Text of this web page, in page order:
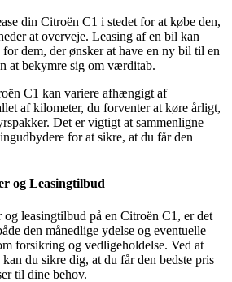
din Citroën C1 i stedet for at købe den,
at overveje. Leasing af en bil kan
dem, der ønsker at have en ny bil til en
at bekymre sig om værditab.
C1 kan variere afhængigt af
af kilometer, du forventer at køre årligt,
Det er vigtigt at sammenligne
for at sikre, at du får den
og Leasingtilbud
og leasingtilbud på en Citroën C1, er det
den månedlige ydelse og eventuelle
forsikring og vedligeholdelse. Ved at
du sikre dig, at du får den bedste pris
til dine behov.